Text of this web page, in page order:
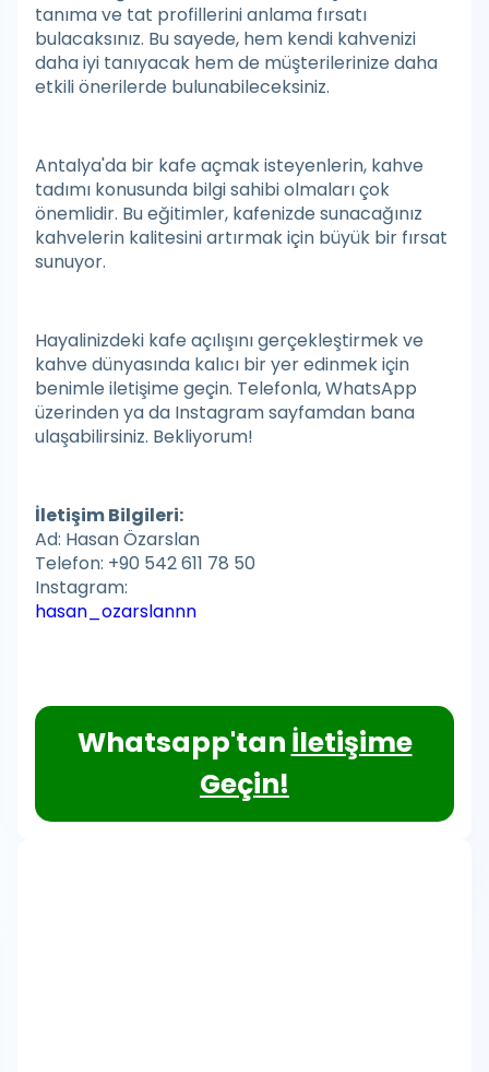
tanıma ve tat profillerini anlama fırsatı
bulacaksınız. Bu sayede, hem kendi kahvenizi
daha iyi tanıyacak hem de müşterilerinize daha
etkili önerilerde bulunabileceksiniz.
Antalya'da bir kafe açmak isteyenlerin, kahve
tadımı konusunda bilgi sahibi olmaları çok
önemlidir. Bu eğitimler, kafenizde sunacağınız
kahvelerin kalitesini artırmak için büyük bir fırsat
sunuyor.
Hayalinizdeki kafe açılışını gerçekleştirmek ve
kahve dünyasında kalıcı bir yer edinmek için
benimle iletişime geçin. Telefonla, WhatsApp
üzerinden ya da Instagram sayfamdan bana
ulaşabilirsiniz. Bekliyorum!
İletişim Bilgileri:
Ad: Hasan Özarslan
Telefon: +90 542 611 78 50
Instagram:
hasan_ozarslannn
Whatsapp'tan İletişime
Geçin!